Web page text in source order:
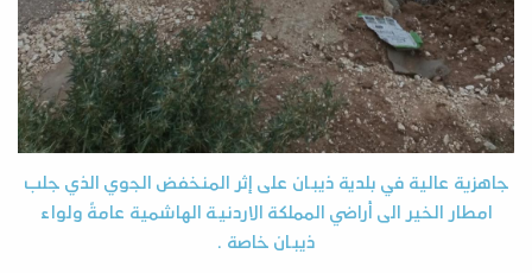
جاهزية عالية في بلدية ذيبان على إثر المنخفض الجوي الذي جلب
امطار الخير الى أراضي المملكة الاردنية الهاشمية عامةً ولواء
ذيبان خاصة .